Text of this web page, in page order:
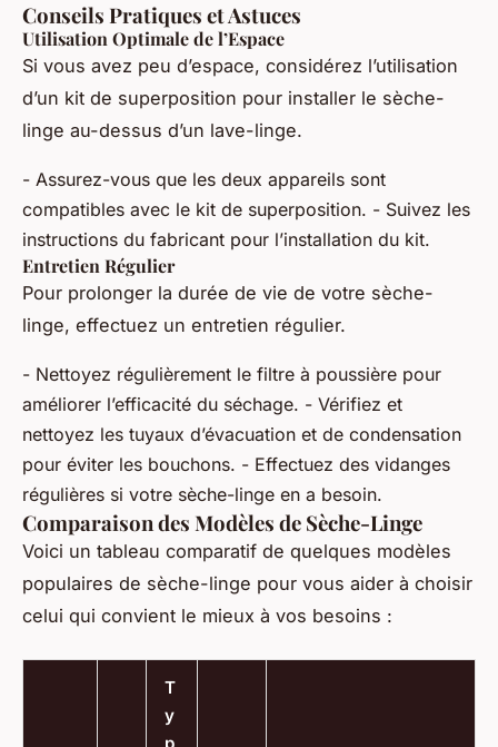
Conseils Pratiques et Astuces
Utilisation Optimale de l’Espace
Si vous avez peu d’espace, considérez l’utilisation
d’un kit de superposition pour installer le sèche-
linge au-dessus d’un lave-linge.
- Assurez-vous que les deux appareils sont
compatibles avec le kit de superposition. - Suivez les
instructions du fabricant pour l’installation du kit.
Entretien Régulier
Pour prolonger la durée de vie de votre sèche-
linge, effectuez un entretien régulier.
- Nettoyez régulièrement le filtre à poussière pour
améliorer l’efficacité du séchage. - Vérifiez et
nettoyez les tuyaux d’évacuation et de condensation
pour éviter les bouchons. - Effectuez des vidanges
régulières si votre sèche-linge en a besoin.
Comparaison des Modèles de Sèche-Linge
Voici un tableau comparatif de quelques modèles
populaires de sèche-linge pour vous aider à choisir
celui qui convient le mieux à vos besoins :
T
y